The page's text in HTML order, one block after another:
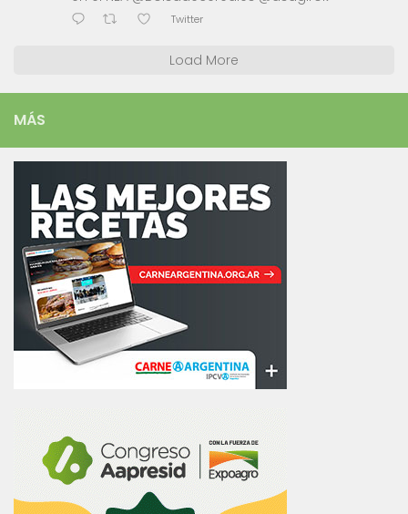
Twitter
Load More
MÁS